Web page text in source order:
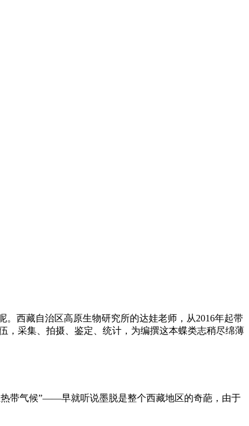
西藏自治区高原生物研究所的达娃老师，从2016年起带
，采集、拍摄、鉴定、统计，为编撰这本蝶类志稍尽绵薄
热带气候”——早就听说墨脱是整个西藏地区的奇葩，由于